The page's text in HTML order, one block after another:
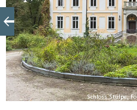
insbesondere die
ornamentalen
Betrachter noch heute ein
Vergangenheit vermitteln.
auch die Filmbranche für
Stülpe regelmäßig für
internationaler
Schloss Stülpe,